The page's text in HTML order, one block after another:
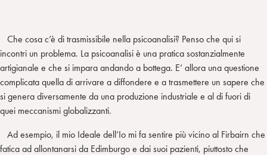
Che cosa c’è di trasmissibile nella psicoanalisi? Penso che qui si
incontri un problema. La psicoanalisi è una pratica sostanzialmente
artigianale e che si impara andando a bottega. E’ allora una questione
complicata quella di arrivare a diffondere e a trasmettere un sapere che
si genera diversamente da una produzione industriale e al di fuori di
quei meccanismi globalizzanti.
Ad esempio, il mio Ideale dell’Io mi fa sentire più vicino al Firbairn che
fatica ad allontanarsi da Edimburgo e dai suoi pazienti, piuttosto che